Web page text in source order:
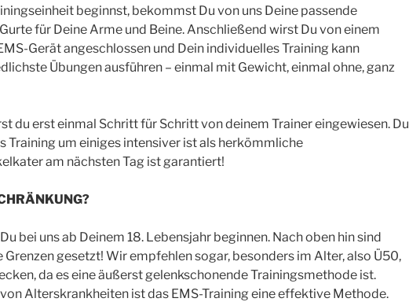
beginnst, bekommst Du von uns Deine passende
für Deine Arme und Beine. Anschließend wirst Du von einem
Gerät angeschlossen und Dein individuelles Training kann
Übungen ausführen – einmal mit Gewicht, einmal ohne, ganz
du erst einmal Schritt für Schritt von deinem Trainer eingewiesen. Du
Training um einiges intensiver ist als herkömmliche
am nächsten Tag ist garantiert!
bei uns ab Deinem 18. Lebensjahr beginnen. Nach oben hin sind
gesetzt! Wir empfehlen sogar, besonders im Alter, also Ü50,
da es eine äußerst gelenkschonende Trainingsmethode ist.
Alterskrankheiten ist das EMS-Training eine effektive Methode.